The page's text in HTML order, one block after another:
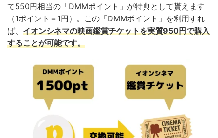
て550円相当の「DMMポイント」が特典として貰えます
（1ポイント＝1円）。この「DMMポイント」を利用すれ
ば、 イオンシネマの映画鑑賞チケットを実質950円で購入
することが可能です。